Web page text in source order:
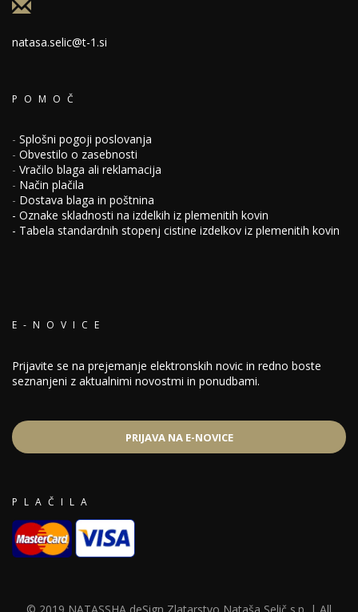
natasa.selic@t-1.si
POMOČ
- Splošni pogoji poslovanja
- Obvestilo o zasebnosti
- Vračilo blaga ali reklamacija
- Način plačila
- Dostava blaga in poštnina
- Oznake skladnosti na izdelkih iz plemenitih kovin
- Tabela standardnih stopenj cistine izdelkov iz plemenitih kovin
E-NOVICE
Prijavite se na prejemanje elektronskih novic in redno boste
seznanjeni z aktualnimi novostmi in ponudbami.
PRIJAVA NA E-NOVICE
PLAČILA